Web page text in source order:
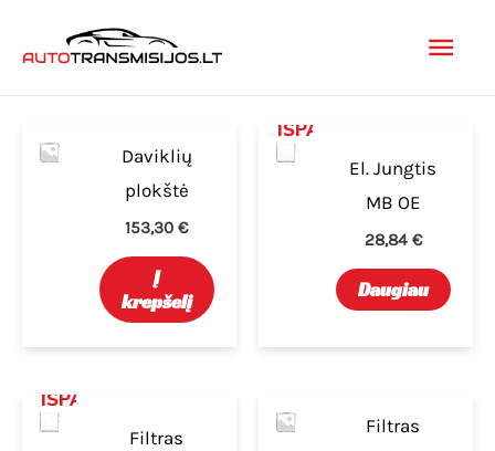
prie
Daviklių
plokštė
153,30€
Į
krepšelį
IŠPARDUOTA
El. Jungtis
MB OE
28,84 €
Daugiau
IŠPARDUOTA
Filtras
Filtras